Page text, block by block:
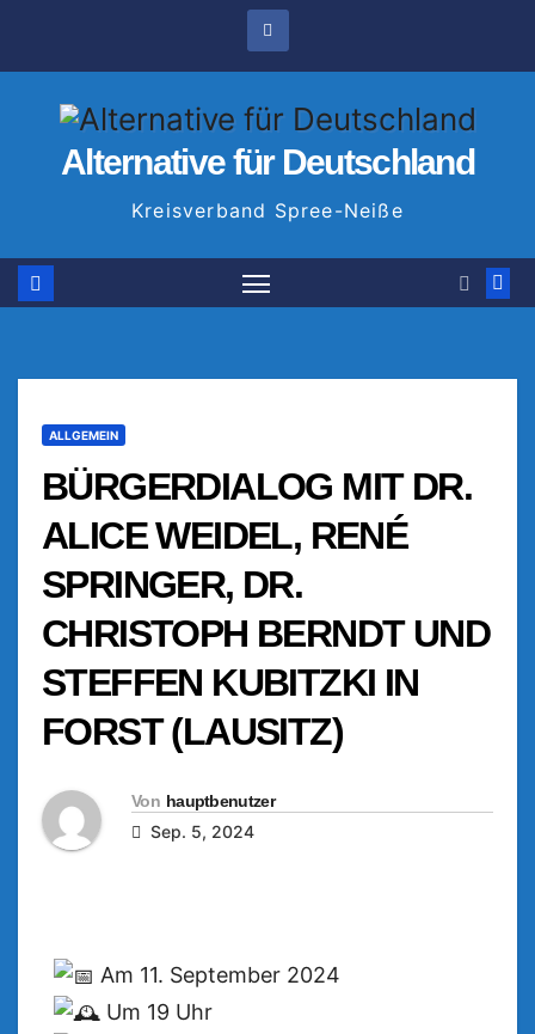
Alternative für Deutschland
Kreisverband Spree-Neiße
ALLGEMEIN
BÜRGERDIALOG MIT DR.
ALICE WEIDEL, RENÉ
SPRINGER, DR.
CHRISTOPH BERNDT UND
STEFFEN KUBITZKI IN
FORST (LAUSITZ)
Von hauptbenutzer
Sep. 5, 2024
Am 11. September 2024
Um 19 Uhr